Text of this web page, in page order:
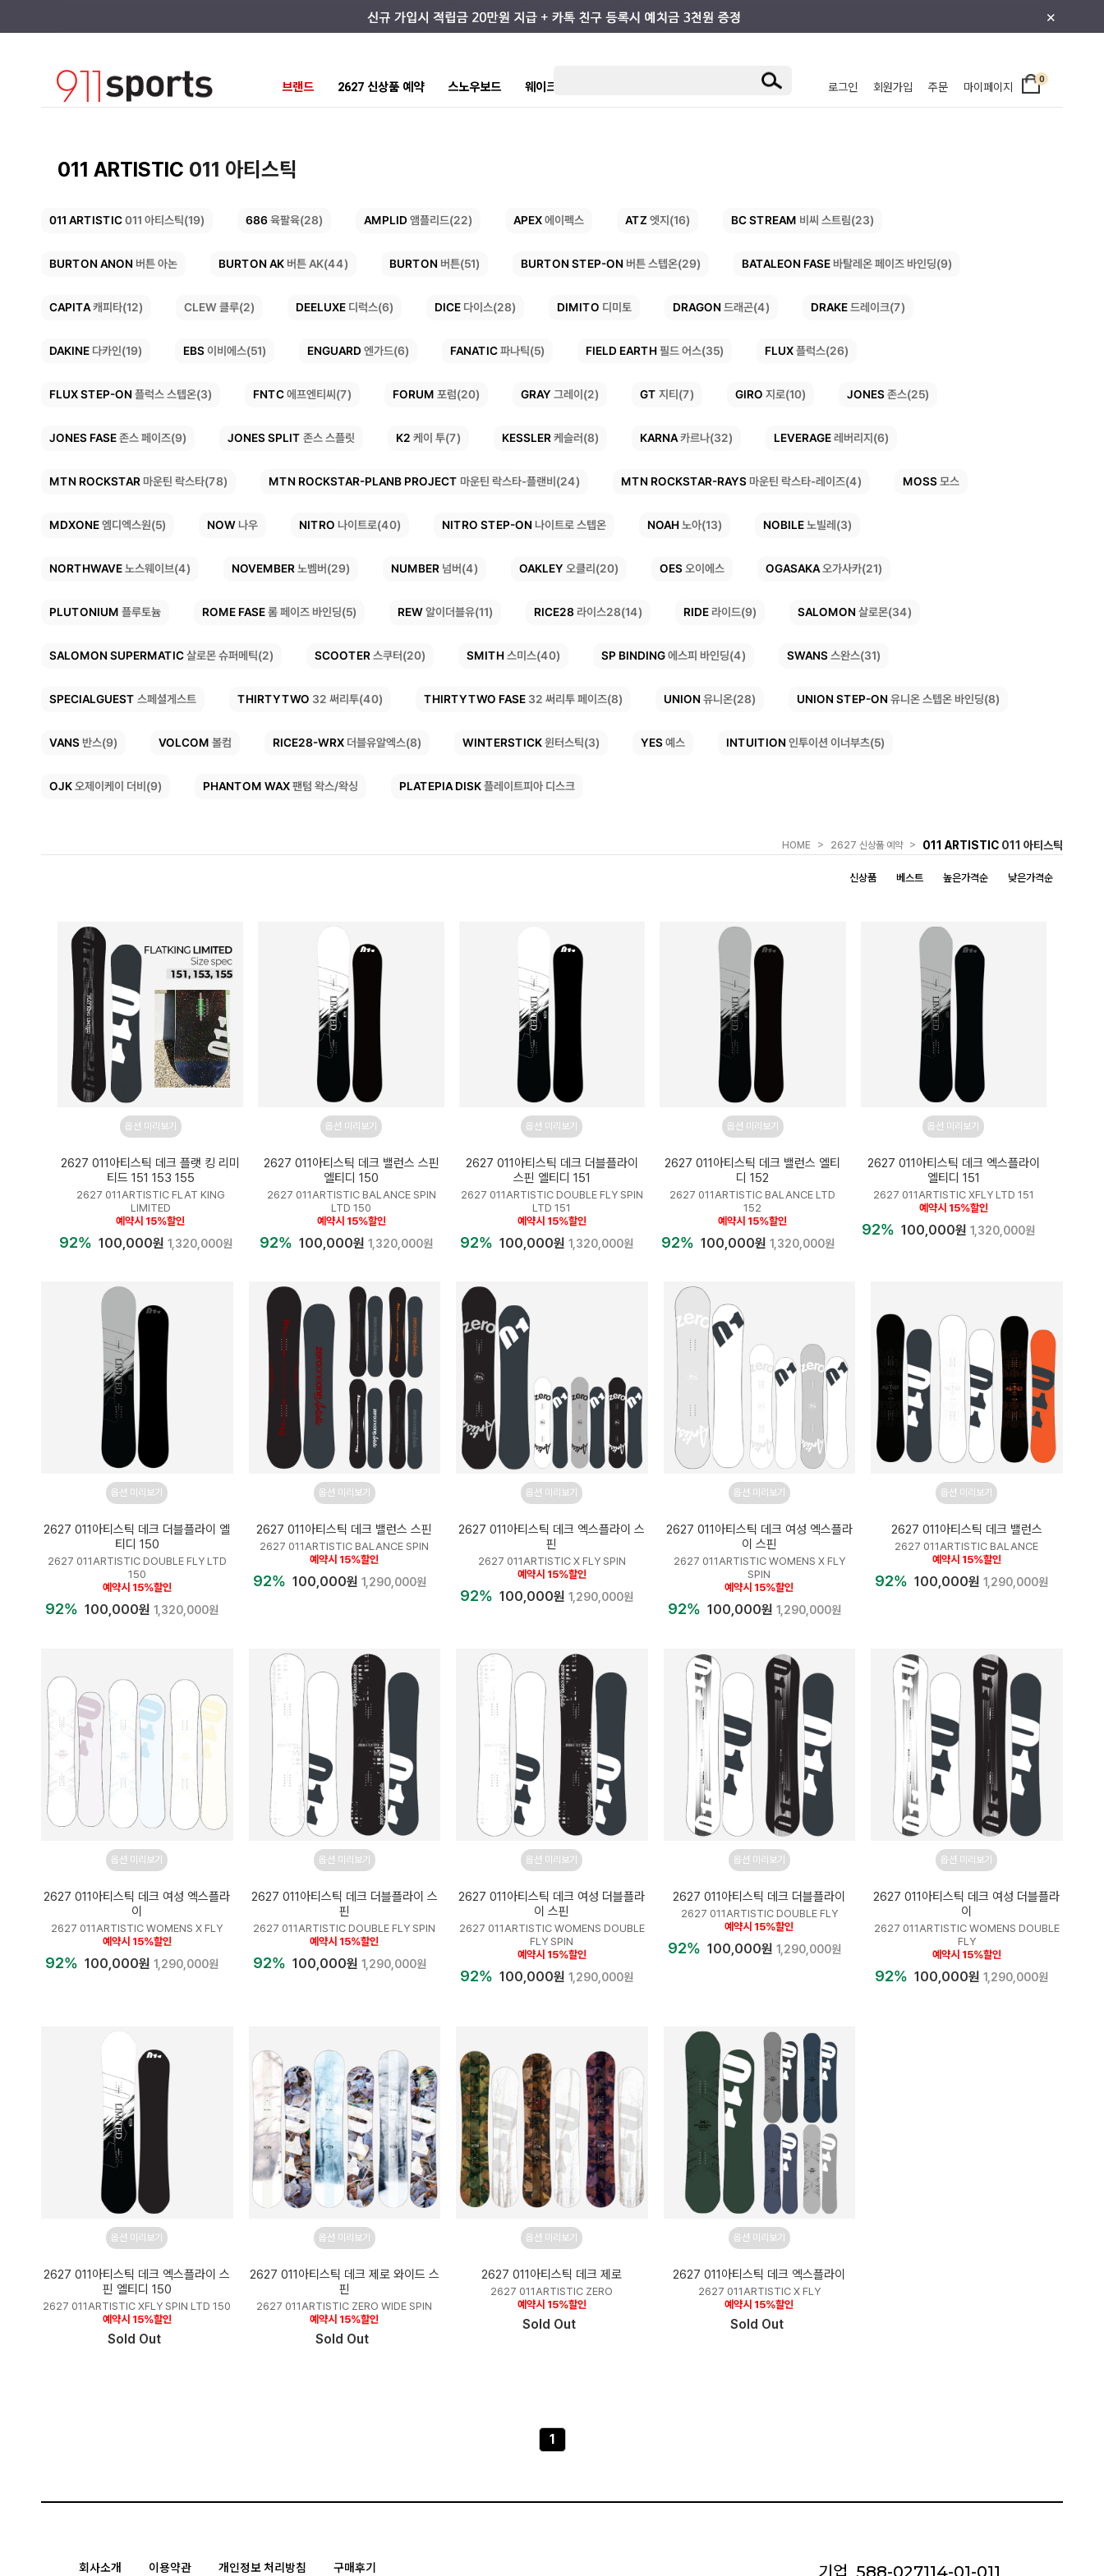
×
브랜드 2627 신상품 예약 스노우보드 웨이크/서핑 키즈/주니어 로그인 회원가입 주문 마이페이지
0
011 ARTISTIC 011 아티스틱
011 ARTISTIC011 아티스틱(19) 686육팔육(28) AMPLID 앰플리드(22) APEX에이펙스 ATZ 엣지(16) BC STREAM 비씨 스트림(23)
BURTON ANON 버튼 아논 BURTON AK버튼 AK(44) BURTON 버튼(51) BURTON STEP-ON 버튼 스텝온(29) BATALEON FASE 바탈레온 페이즈 바인딩(9)
CAPITA캐피타(12) CLEW 클루(2) DEELUXE디럭스(6) DICE다이스(28) DIMITO 디미토 DRAGON 드래곤(4) DRAKE드레이크(7)
DAKINE다카인(19) EBS이비에스(51) ENGUARD 엔가드(6) FANATIC파나틱(5) FIELD EARTH필드 어스(35) FLUX플럭스(26)
FLUX STEP-ON 플럭스 스텝온(3) FNTC에프엔티씨(7) FORUM 포럼(20) GRAY 그레이(2) GT 지티(7) GIRO 지로(10) JONES존스(25)
JONES FASE존스 페이즈(9) JONES SPLIT 존스 스플릿 K2 케이 투(7) KESSLER 케슬러(8) KARNA카르나(32) LEVERAGE레버리지(6)
MTN ROCKSTAR 마운틴 락스타(78) MTN ROCKSTAR-PLANB PROJECT 마운틴 락스타-플랜비(24) MTN ROCKSTAR-RAYS마운틴 락스타-레이즈(4) MOSS모스
MDXONE엠디엑스원(5) NOW나우 NITRO 나이트로(40) NITRO STEP-ON 나이트로 스텝온 NOAH노아(13) NOBILE노빌레(3)
NORTHWAVE노스웨이브(4) NOVEMBER 노벰버(29) NUMBER 넘버(4) OAKLEY 오클리(20) OES오이에스 OGASAKA오가사카(21)
PLUTONIUM 플루토늄 ROME FASE롬 페이즈 바인딩(5) REW알이더블유(11) RICE28라이스28(14) RIDE라이드(9) SALOMON 살로몬(34)
SALOMON SUPERMATIC살로몬 슈퍼메틱(2) SCOOTER 스쿠터(20) SMITH스미스(40) SP BINDING에스피 바인딩(4) SWANS스완스(31)
SPECIALGUEST 스페셜게스트 THIRTYTWO 32 써리투(40) THIRTYTWO FASE32 써리투 페이즈(8) UNION 유니온(28) UNION STEP-ON 유니온 스텝온 바인딩(8)
VANS반스(9) VOLCOM 볼컴 RICE28-WRX더블유알엑스(8) WINTERSTICK윈터스틱(3) YES예스 INTUITION 인투이션 이너부츠(5)
OJK오제이케이 더비(9) PHANTOM WAX팬텀 왁스/왁싱 PLATEPIA DISK플레이트피아 디스크
HOME > 2627 신상품 예약 > 011 ARTISTIC 011 아티스틱
신상품 베스트 높은가격순 낮은가격순
옵션 미리보기
2627 011아티스틱 데크 플랫 킹 리미
티드 151 153 155
2627 011ARTISTIC FLAT KING
LIMITED
예약시 15%할인
92% 100,000원 1,320,000원
옵션 미리보기
2627 011아티스틱 데크 밸런스 스핀
엘티디 150
2627 011ARTISTIC BALANCE SPIN
LTD 150
예약시 15%할인
92% 100,000원 1,320,000원
옵션 미리보기
2627 011아티스틱 데크 더블플라이
스핀 엘티디 151
2627 011ARTISTIC DOUBLE FLY SPIN
LTD 151
예약시 15%할인
92% 100,000원 1,320,000원
옵션 미리보기
2627 011아티스틱 데크 밸런스 엘티
디 152
2627 011ARTISTIC BALANCE LTD
152
예약시 15%할인
92% 100,000원 1,320,000원
옵션 미리보기
2627 011아티스틱 데크 엑스플라이
엘티디 151
2627 011ARTISTIC XFLY LTD 151
예약시 15%할인
92% 100,000원 1,320,000원
옵션 미리보기
2627 011아티스틱 데크 더블플라이 엘
티디 150
2627 011ARTISTIC DOUBLE FLY LTD
150
예약시 15%할인
92% 100,000원 1,320,000원
옵션 미리보기
2627 011아티스틱 데크 밸런스 스핀
2627 011ARTISTIC BALANCE SPIN
예약시 15%할인
92% 100,000원 1,290,000원
옵션 미리보기
2627 011아티스틱 데크 엑스플라이 스
핀
2627 011ARTISTIC X FLY SPIN
예약시 15%할인
92% 100,000원 1,290,000원
옵션 미리보기
2627 011아티스틱 데크 여성 엑스플라
이 스핀
2627 011ARTISTIC WOMENS X FLY
SPIN
예약시 15%할인
92% 100,000원 1,290,000원
옵션 미리보기
2627 011아티스틱 데크 밸런스
2627 011ARTISTIC BALANCE
예약시 15%할인
92% 100,000원 1,290,000원
옵션 미리보기
2627 011아티스틱 데크 여성 엑스플라
이
2627 011ARTISTIC WOMENS X FLY
예약시 15%할인
92% 100,000원 1,290,000원
옵션 미리보기
2627 011아티스틱 데크 더블플라이 스
핀
2627 011ARTISTIC DOUBLE FLY SPIN
예약시 15%할인
92% 100,000원 1,290,000원
옵션 미리보기
2627 011아티스틱 데크 여성 더블플라
이 스핀
2627 011ARTISTIC WOMENS DOUBLE
FLY SPIN
예약시 15%할인
92% 100,000원 1,290,000원
옵션 미리보기
2627 011아티스틱 데크 더블플라이
2627 011ARTISTIC DOUBLE FLY
예약시 15%할인
92% 100,000원 1,290,000원
옵션 미리보기
2627 011아티스틱 데크 여성 더블플라
이
2627 011ARTISTIC WOMENS DOUBLE
FLY
예약시 15%할인
92% 100,000원 1,290,000원
옵션 미리보기
2627 011아티스틱 데크 엑스플라이 스
핀 엘티디 150
2627 011ARTISTIC XFLY SPIN LTD 150
예약시 15%할인
Sold Out
옵션 미리보기
2627 011아티스틱 데크 제로 와이드 스
핀
2627 011ARTISTIC ZERO WIDE SPIN
예약시 15%할인
Sold Out
옵션 미리보기
2627 011아티스틱 데크 제로
2627 011ARTISTIC ZERO
예약시 15%할인
Sold Out
옵션 미리보기
2627 011아티스틱 데크 엑스플라이
2627 011ARTISTIC X FLY
예약시 15%할인
Sold Out
1
회사소개 이용약관 개인정보 처리방침 구매후기 기업 588-027114-01-011